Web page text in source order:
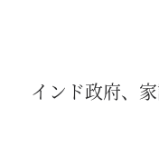
インド政府、